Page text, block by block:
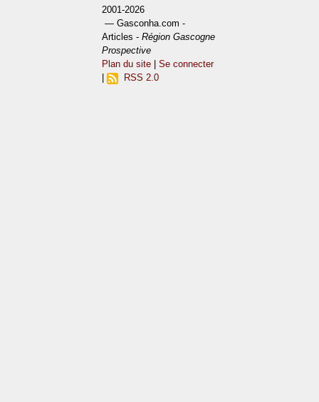
2001-2026
— Gasconha.com -
Articles -Région Gascogne
Prospective
Plan du site |Se connecter
|
RSS 2.0